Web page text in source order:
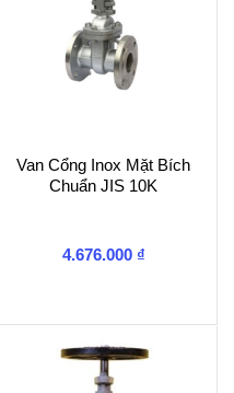
Van Cổng Inox Mặt Bích
Chuẩn JIS 10K
4.676.000 ₫